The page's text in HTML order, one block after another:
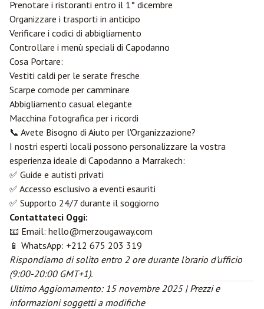
Prenotare i ristoranti entro il 1° dicembre
Organizzare i trasporti in anticipo
Verificare i codici di abbigliamento
Controllare i menù speciali di Capodanno
Cosa Portare:
Vestiti caldi per le serate fresche
Scarpe comode per camminare
Abbigliamento casual elegante
Macchina fotografica per i ricordi
📞 Avete Bisogno di Aiuto per l'Organizzazione?
I nostri esperti locali possono personalizzare la vostra
esperienza ideale di Capodanno a Marrakech:
✅ Guide e autisti privati
✅ Accesso esclusivo a eventi esauriti
✅ Supporto 24/7 durante il soggiorno
Contattateci Oggi:
📧 Email: hello@merzougaway.com
📱 WhatsApp: +212 675 203 319
Rispondiamo di solito entro 2 ore durante l'orario d'ufficio
(9:00-20:00 GMT+1).
Ultimo Aggiornamento: 15 novembre 2025 | Prezzi e
informazioni soggetti a modifiche